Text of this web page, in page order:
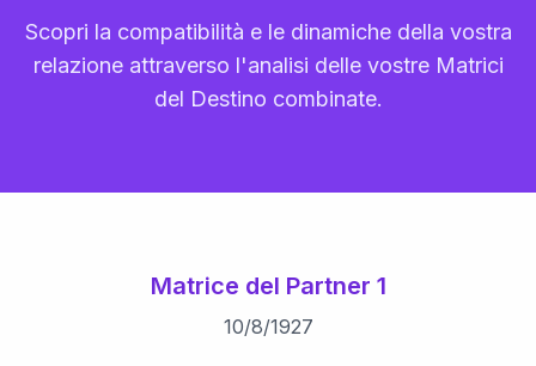
Scopri la compatibilità e le dinamiche della vostra
relazione attraverso l'analisi delle vostre Matrici
del Destino combinate.
Matrice del Partner 1
10/8/1927